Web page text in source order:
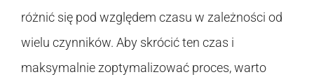
różnić się pod względem czasu w zależności od
wielu czynników. Aby skrócić ten czas i
maksymalnie zoptymalizować proces, warto